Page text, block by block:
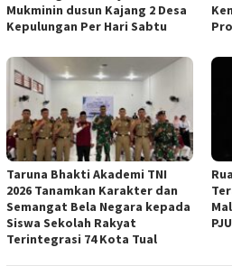
Mukminin dusun Kajang 2 Desa
Kepulungan Per Hari Sabtu
Taruna Bhakti Akademi TNI
2026 Tanamkan Karakter dan
Semangat Bela Negara kepada
Siswa Sekolah Rakyat
Terintegrasi 74 Kota Tual
PJU